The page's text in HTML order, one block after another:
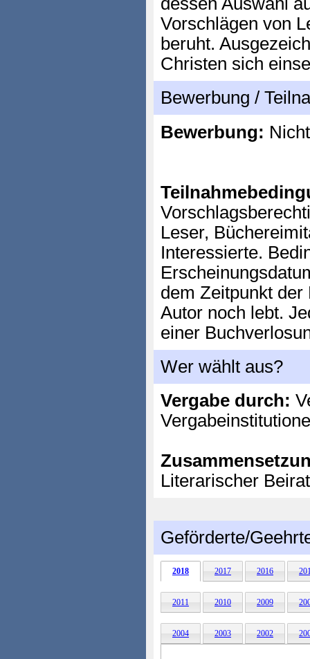
Vorschlägen von
beruht.
Christen sich
Bewerbung /
Bewerbung:
Leser,
Interessierte.
dem Zeitpunkt
Autor noch lebt.
einer
Wer wählt aus?
Vergabe durch:
Literarischer
Geförderte/
2018 2017 2016
2011 2010 2009
2004 2003 2002